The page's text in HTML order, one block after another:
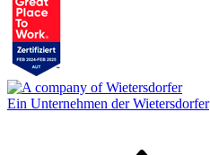
Ein Unternehmen der Wietersdorfer